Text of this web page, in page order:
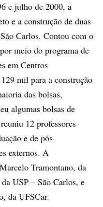
e julho de 2000, a
e a construção de duas
Carlos. Contou com o
meio do programa de
em Centros
mil para a construção
das bolsas,
algumas bolsas de
12 professores
e de pós-
externos. A
Tramontano, da
USP – São Carlos, e
da UFSCar.